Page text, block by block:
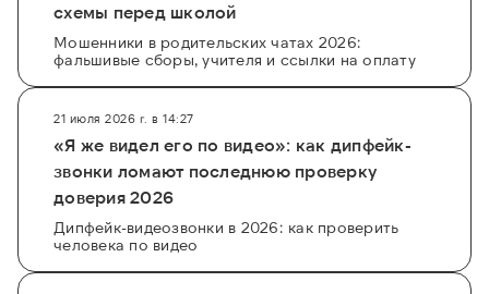
схемы перед школой
Мошенники в родительских чатах 2026:
фальшивые сборы, учителя и ссылки на оплату
21 июля 2026 г. в 14:27
«Я же видел его по видео»: как дипфейк-
звонки ломают последнюю проверку
доверия 2026
Дипфейк-видеозвонки в 2026: как проверить
человека по видео